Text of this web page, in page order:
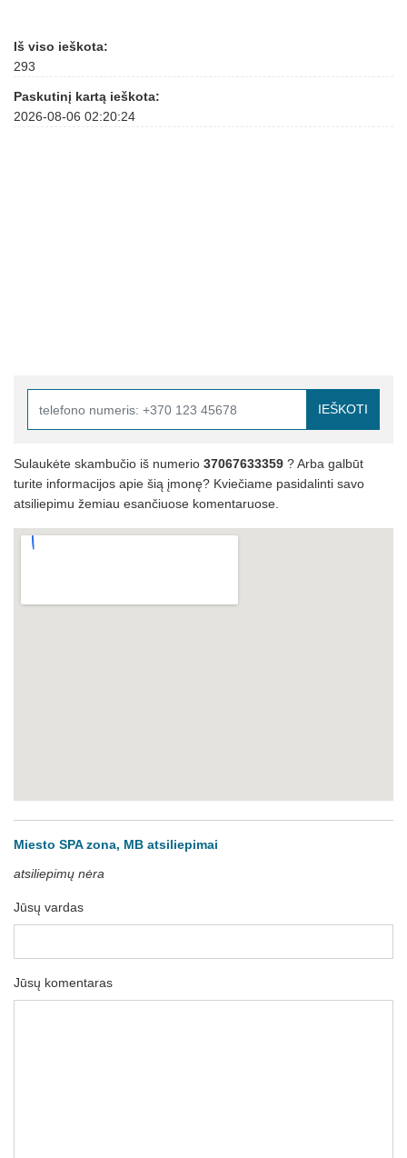
Iš viso ieškota:
293
Paskutinį kartą ieškota:
2026-08-06 02:20:24
IEŠKOTI
Sulaukėte skambučio iš numerio 37067633359 ? Arba galbūt
turite informacijos apie šią įmonę? Kviečiame pasidalinti savo
atsiliepimu žemiau esančiuose komentaruose.
Miesto SPA zona, MB atsiliepimai
atsiliepimų nėra
Jūsų vardas
Jūsų komentaras